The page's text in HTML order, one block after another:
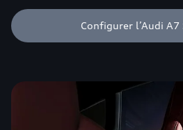
Configurer l’Audi A7